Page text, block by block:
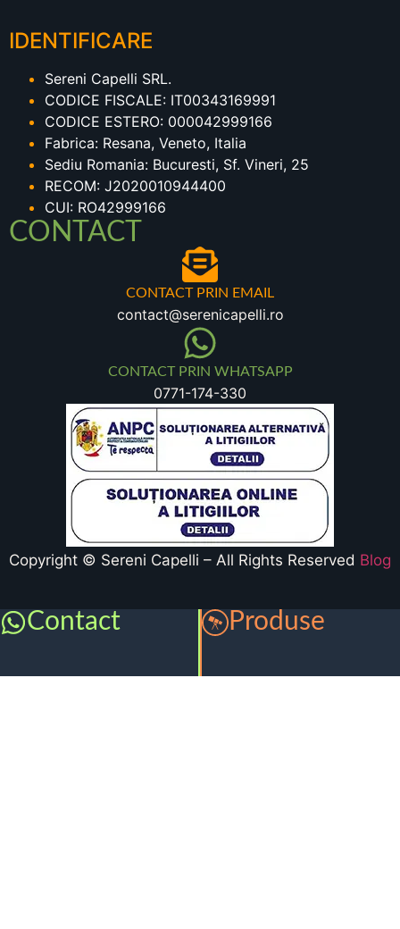
IDENTIFICARE
Sereni Capelli SRL.
CODICE FISCALE: IT00343169991
CODICE ESTERO: 000042999166
Fabrica: Resana, Veneto, Italia
Sediu Romania: Bucuresti, Sf. Vineri, 25
RECOM: J2020010944400
CUI: RO42999166
CONTACT
CONTACT PRIN EMAIL
contact@serenicapelli.ro
CONTACT PRIN WHATSAPP
0771-174-330
Copyright © Sereni Capelli – All Rights Reserved Blog
Contact Produse